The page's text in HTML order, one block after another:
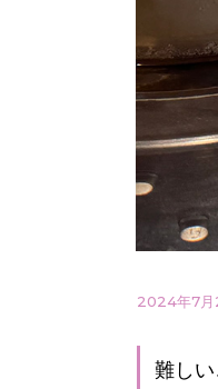
2024年7月
難しい